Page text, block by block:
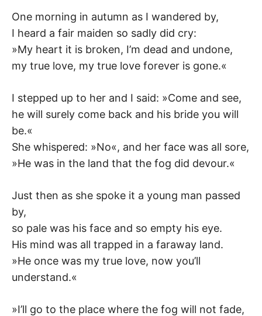
E
–
F
I
L
K
&
F
O
L
K
One morning in autumn as I wandered by,
I heard a fair maiden so sadly did cry:
»My heart it is broken, I’m dead and undone,
my true love, my true love forever is gone.«
I stepped up to her and I said: »Come and see,
he will surely come back and his bride you will
be.«
She whispered: »No«, and her face was all sore,
»He was in the land that the fog did devour.«
Just then as she spoke it a young man passed
by,
so pale was his face and so empty his eye.
His mind was all trapped in a faraway land.
»He once was my true love, now you’ll
understand.«
»I’ll go to the place where the fog will not fade,